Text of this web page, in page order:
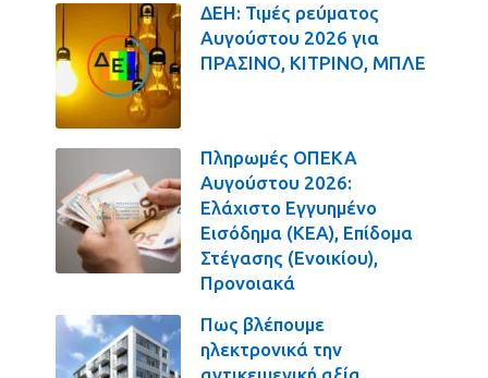
ΔΕΗ: Τιμές ρεύματος
Αυγούστου 2026 για
ΠΡΑΣΙΝΟ, ΚΙΤΡΙΝΟ, ΜΠΛΕ
Πληρωμές ΟΠΕΚΑ
Αυγούστου 2026:
Ελάχιστο Εγγυημένο
Εισόδημα (ΚΕΑ), Επίδομα
Στέγασης (Ενοικίου),
Προνοιακά
Πως βλέπουμε
ηλεκτρονικά την
αντικειμενική αξία